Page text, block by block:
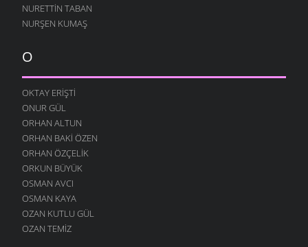
NURETTIN TABAN
NURŞEN KUMAŞ
O
OKTAY ERIŞTI
ONUR GÜL
ORHAN ALTUN
ORHAN BAKI ÖZEN
ORHAN ÖZÇELIK
ORKUN BÜYÜK
OSMAN AVCI
OSMAN KAYA
OZAN KUTLU GÜL
OZAN TEMIZ